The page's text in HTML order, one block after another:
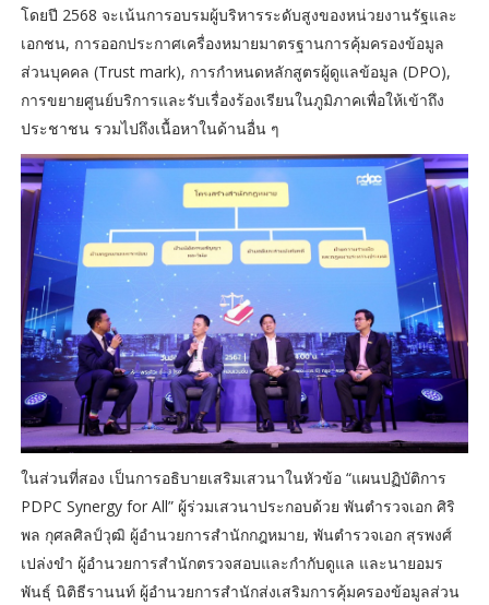
โดยปี 2568 จะเน้นการอบรมผู้บริหารระดับสูงของหน่วยงานรัฐและ
เอกชน, การออกประกาศเครื่องหมายมาตรฐานการคุ้มครองข้อมูล
ส่วนบุคคล (Trust mark), การกำหนดหลักสูตรผู้ดูแลข้อมูล (DPO),
การขยายศูนย์บริการและรับเรื่องร้องเรียนในภูมิภาคเพื่อให้เข้าถึง
ประชาชน รวมไปถึงเนื้อหาในด้านอื่น ๆ
ในส่วนที่สอง เป็นการอธิบายเสริมเสวนาในหัวข้อ “แผนปฏิบัติการ
PDPC Synergy for All” ผู้ร่วมเสวนาประกอบด้วย พันตำรวจเอก ศิริ
พล กุศลศิลป์วุฒิ ผู้อำนวยการสำนักกฎหมาย, พันตำรวจเอก สุรพงศ์
เปล่งขำ ผู้อำนวยการสำนักตรวจสอบและกำกับดูแล และนายอมร
พันธุ์ นิติธีรานนท์ ผู้อำนวยการสำนักส่งเสริมการคุ้มครองข้อมูลส่วน